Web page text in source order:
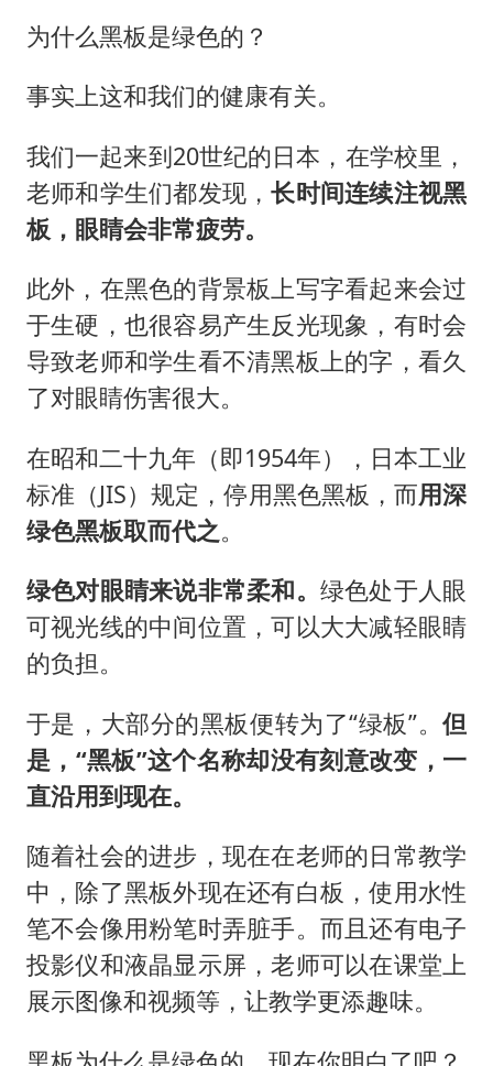
为什么黑板是绿色的？
事实上这和我们的健康有关。
我们一起来到20世纪的日本，在学校里，
老师和学生们都发现，长时间连续注视黑
板，眼睛会非常疲劳。
此外，在黑色的背景板上写字看起来会过
于生硬，也很容易产生反光现象，有时会
导致老师和学生看不清黑板上的字，看久
了对眼睛伤害很大。
在昭和二十九年（即1954年），日本工业
标准（JIS）规定，停用黑色黑板，而用深
绿色黑板取而代之。
绿色对眼睛来说非常柔和。 绿色处于人眼
可视光线的中间位置，可以大大减轻眼睛
的负担。
于是，大部分的黑板便转为了“绿板”。但
是，“黑板”这个名称却没有刻意改变，一
直沿用到现在。
随着社会的进步，现在在老师的日常教学
中，除了黑板外现在还有白板，使用水性
笔不会像用粉笔时弄脏手。而且还有电子
投影仪和液晶显示屏，老师可以在课堂上
展示图像和视频等，让教学更添趣味。